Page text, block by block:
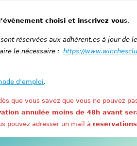
choisi et inscrivez vous.
réservées aux adhérent.es à jour de
le nécessaire : https://
d’emploi.
que vous savez que vous ne pouvez
annulée moins de 48h avant
pouvez adresser un mail à